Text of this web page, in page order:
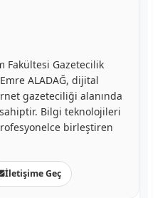
Fakültesi Gazetecilik
ALADAĞ, dijital
gazeteciliği alanında
Bilgi teknolojileri
birleştiren
İletişime Geç